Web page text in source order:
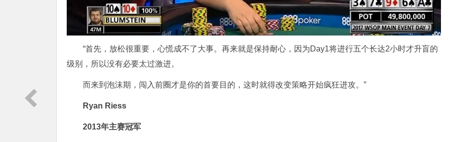
“首先，放松很重要，心慌成不了大事。再来就是保持耐心，因为Day1将进行五个长达2小时才升盲的
级别，所以没有必要太过激进。
而来到泡沫期，闯入前圈才是你的首要目的，这时就得改变策略开始疯狂进攻。”
Ryan Riess
2013年主赛冠军